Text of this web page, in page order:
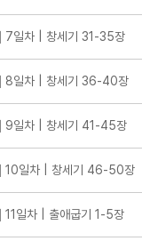
7일차 | 창세기 31-35장
8일차 | 창세기 36-40장
9일차 | 창세기 41-45장
10일차 | 창세기 46-50장
11일차 | 출애굽기 1-5장